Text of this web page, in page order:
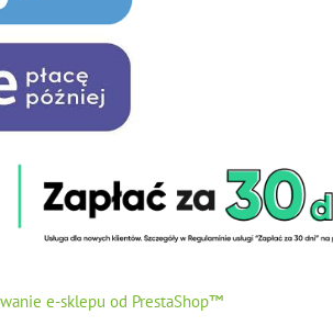
e-sklepu od PrestaShop™